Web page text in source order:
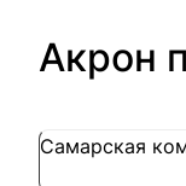
Акрон
Самарская